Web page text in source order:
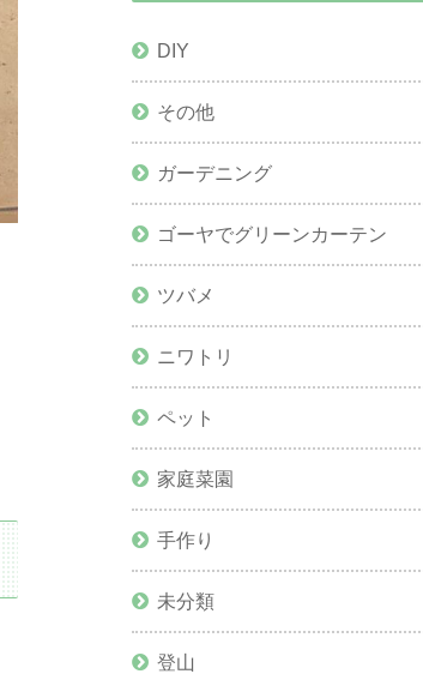
DIY
その他
ガーデニング
ゴーヤでグリーンカーテン
ツバメ
ニワトリ
ペット
家庭菜園
手作り
未分類
登山